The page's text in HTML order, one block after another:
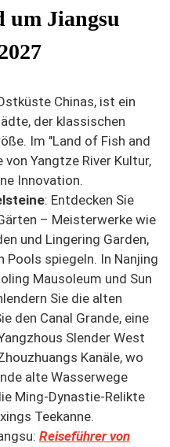
um Jiangsu
Chinas, ist ein
der klassischen
Im "Land of Fish and
von Yangtze River Kultur,
Innovation.
: Entdecken Sie
– Meisterwerke wie
und Lingering Garden,
spiegeln. In Nanjing
Mausoleum und Sun
Sie die alten
den Canal Grande, eine
Slender West
Kanäle, wo
alte Wasserwege
Ming-Dynastie-Relikte
Teekanne.
Reiseführer von